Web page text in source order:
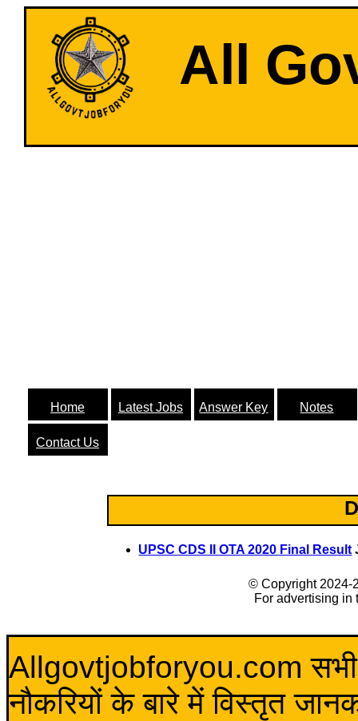
All
Home Latest Jobs Answer Key Notes
Contact Us
UPSC CDS II OTA 2020 Final Result
© Copyright 2024-
For advertising
Allgovtjobforyou.com सभी
नौकरियों के बारे में विस्तृत